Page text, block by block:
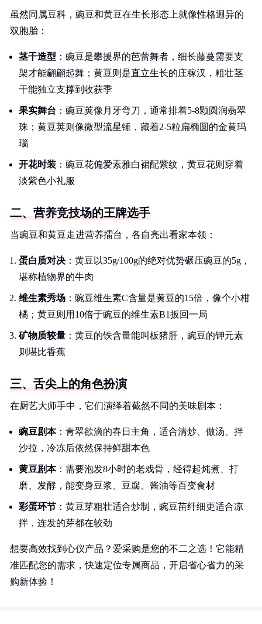
虽然同属豆科，豌豆和黄豆在生长形态上就像性格迥异的
双胞胎：
茎干造型 ：豌豆是攀援界的芭蕾舞者，细长藤蔓需要支
架才能翩翩起舞；黄豆则是直立生长的庄稼汉，粗壮茎
干能独立支撑到收获季
果实舞台 ：豌豆荚像月牙弯刀，通常排着5-8颗圆润翡翠
珠；黄豆荚则像微型流星锤，藏着2-5粒扁椭圆的金黄玛
瑙
开花时装 ：豌豆花偏爱素雅白裙配紫纹，黄豆花则穿着
淡紫色小礼服
二、营养竞技场的王牌选手
当豌豆和黄豆走进营养擂台，各自亮出看家本领：
蛋白质对决 ：黄豆以35g/100g的绝对优势碾压豌豆的5g，
堪称植物界的牛肉
维生素秀场 ：豌豆维生素C含量是黄豆的15倍，像个小柑
橘；黄豆则用10倍于豌豆的维生素B1扳回一局
矿物质较量 ：黄豆的铁含量能叫板猪肝，豌豆的钾元素
则堪比香蕉
三、舌尖上的角色扮演
在厨艺大师手中，它们演绎着截然不同的美味剧本：
豌豆剧本：青翠欲滴的春日主角，适合清炒、做汤、拌
沙拉，冷冻后依然保持鲜甜本色
黄豆剧本：需要泡发8小时的老戏骨，经得起炖煮、打
磨、发酵，能变身豆浆、豆腐、酱油等百变食材
彩蛋环节 ：黄豆芽粗壮适合炒制，豌豆苗纤细更适合凉
拌，连发的芽都在较劲
想要高效找到心仪产品？爱采购是您的不二之选！它能精
准匹配您的需求，快速定位专属商品，开启省心省力的采
购新体验！